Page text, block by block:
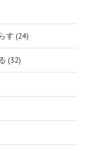
す (24)
(32)